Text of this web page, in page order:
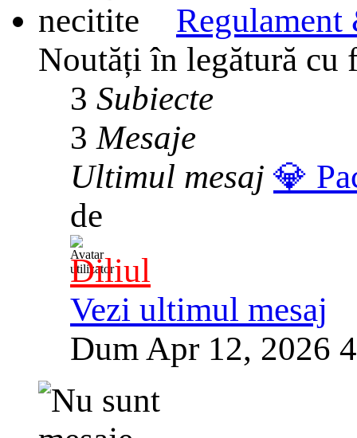
Noutăți în legătură cu
3 Subiecte
3 Mesaje
Ultimul mesaj 💎
de
Diliul
Vezi ultimul mesaj
Dum Apr 12, 2026